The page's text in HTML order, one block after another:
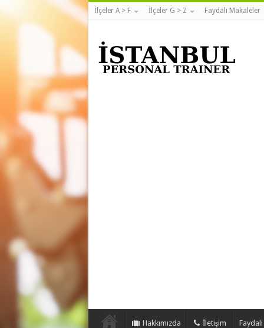
İlçeler A > F İlçeler G > Z Faydalı Makaleler
Hakkımızda İletişim